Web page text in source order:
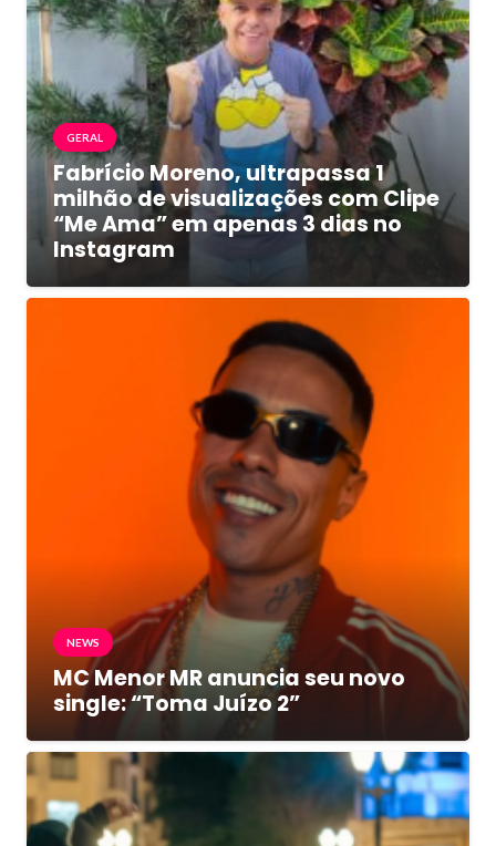
GERAL
Fabrício Moreno, ultrapassa 1
milhão de visualizações com Clipe
“Me Ama” em apenas 3 dias no
Instagram
NEWS
MC Menor MR anuncia seu novo
single: “Toma Juízo 2”